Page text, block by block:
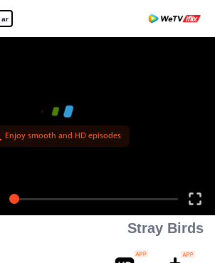
ar
Enjoy smooth and HD episodes
Stray Birds